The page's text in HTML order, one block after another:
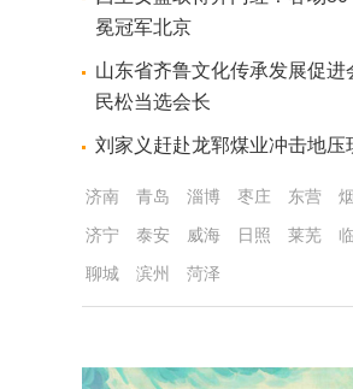
冕冠军北京
山东省齐鲁文化传承发展促进
民松当选会长
刘家义赶赴龙郓煤业冲击地压
济南 青岛 淄博 枣庄 东营
济宁
泰安 威海 日照 莱芜
聊城
滨州 菏泽